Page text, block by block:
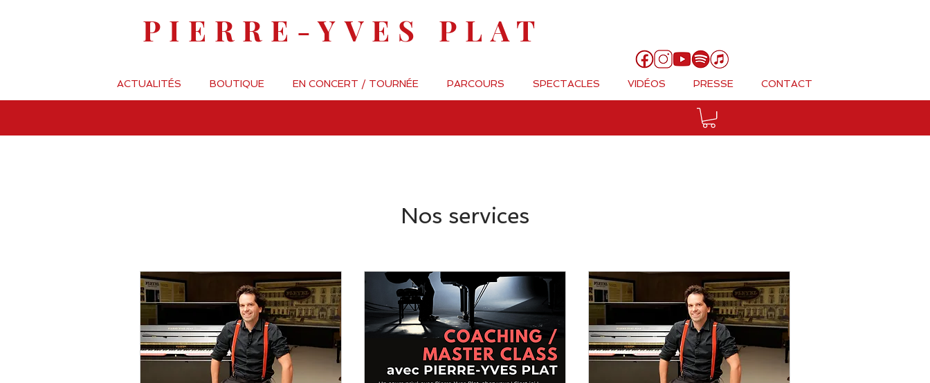
PIERRE-YVES PLAT
ACTUALITÉS BOUTIQUE EN CONCERT / TOURNÉE PARCOURS SPECTACLES VIDÉOS PRESSE CONTACT
Nos services